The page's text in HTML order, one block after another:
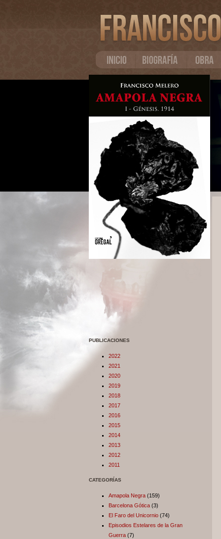
PUBLICACIONES
2022
2021
2020
2019
2018
2017
2016
2015
2014
2013
2012
2011
CATEGORÍAS
Amapola Negra (159)
Barcelona Gótica (3)
El Faro del Unicornio (74)
Episodios Estelares de la Gran
Guerra (7)